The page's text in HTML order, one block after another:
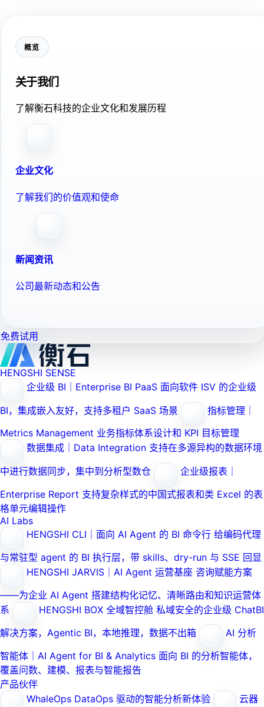
概览
关于我们
了解衡石科技的企业文化和发展历程
企业文化
了解我们的价值观和使命
新闻资讯
公司最新动态和公告
免费试用
HENGSHI SENSE
企业级 BI｜Enterprise BI PaaS 面向软件 ISV 的企业级
BI，集成嵌入友好，支持多租户 SaaS 场景
指标管理｜
Metrics Management 业务指标体系设计和 KPI 目标管理
数据集成｜Data Integration 支持在多源异构的数据环境
中进行数据同步，集中到分析型数仓
企业级报表｜
Enterprise Report 支持复杂样式的中国式报表和类 Excel 的表
格单元编辑操作
AI Labs
HENGSHI CLI｜面向 AI Agent 的 BI 命令行 给编码代理
与常驻型 agent 的 BI 执行层，带 skills、dry-run 与 SSE 回显
HENGSHI JARVIS｜AI Agent 运营基座 咨询赋能方案
——为企业 AI Agent 搭建结构化记忆、清晰路由和知识运营体
系
HENGSHI BOX 全域智控舱 私域安全的企业级 ChatBI
解决方案，Agentic BI，本地推理，数据不出箱
AI 分析
智能体｜AI Agent for BI & Analytics 面向 BI 的分析智能体，
覆盖问数、建模、报表与智能报告
产品伙伴
WhaleOps DataOps 驱动的智能分析新体验
云器